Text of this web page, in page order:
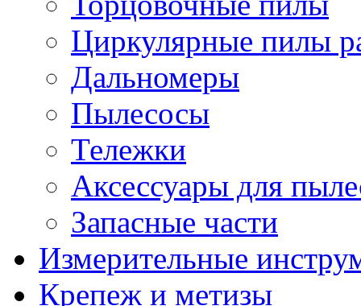
Циркулярные пилы
Дальномеры
Пылесосы
Тележки
Аксессуары для
Запасные части
Измерительные
Крепеж и метизы